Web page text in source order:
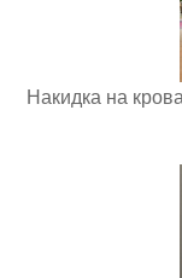
Накидка на